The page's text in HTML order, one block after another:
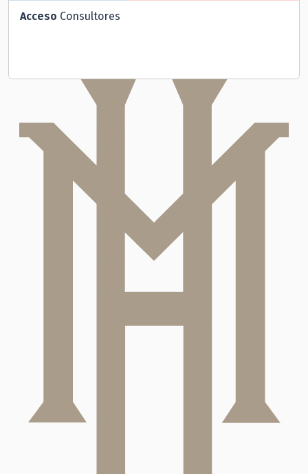
Acceso Consultores